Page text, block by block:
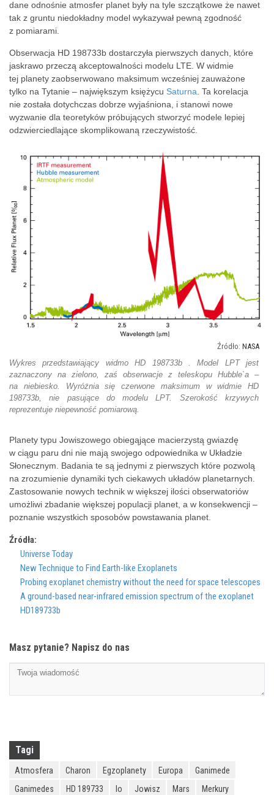
dane odnośnie atmosfer planet były na tyle szczątkowe że nawet
tak z gruntu niedokładny model wykazywał pewną zgodność
z pomiarami.
Obserwacja HD 198733b dostarczyła pierwszych danych, które
jaskrawo przeczą akceptowalności modelu LTE. W widmie
tej planety zaobserwowano maksimum wcześniej zauważone
tylko na Tytanie – największym księżycu Saturna. Ta korelacja
nie została dotychczas dobrze wyjaśniona, i stanowi nowe
wyzwanie dla teoretyków próbujących stworzyć modele lepiej
odzwierciedlające skomplikowaną rzeczywistość.
NASA
Wykres przedstawiający widmo HD 198733b . Model LPT jest
zaznaczony na zielono, zaś obserwacje z teleskopu Hubble`a –
na niebiesko. Wyróżnia się czerwone maksimum w widmie HD
198733b, nie pasujące do modelu LPT. Szerokość krzywych
reprezentuje niepewność pomiarową.
Planety typu Jowiszowego obiegąjące macierzystą gwiazdę
w ciągu paru dni nie mają swojego odpowiednika w Układzie
Słonecznym. Badania te są jednymi z pierwszych które pozwolą
na zrozumienie dynamiki tych ciekawych układów planetarnych.
Zastosowanie nowych technik w większej ilości obserwatoriów
umożliwi zbadanie większej populacji planet, a w konsekwencji –
poznanie wszystkich sposobów powstawania planet.
Źródła:
Universe Today
New Technique to Find Earth-like Exoplanets
Probing exoplanet chemistry without the need for space telescopes
A ground-based near-infrared emission spectrum of the exoplanet
HD189733b
Masz pytanie? Napisz do nas
Tagi
Atmosfera Charon Egzoplanety Europa
Ganimede
Ganimedes
HD 189733 Io Jowisz Mars
Merkury